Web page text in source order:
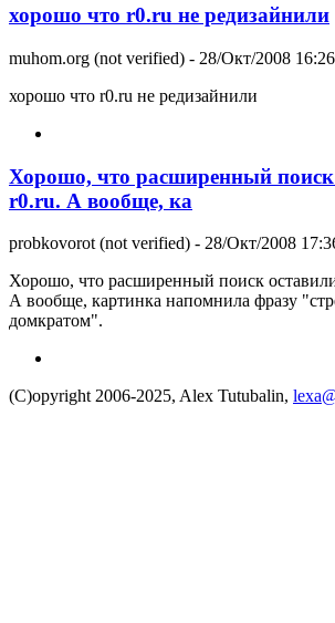
хорошо что r0.ru не редизайнили
muhom.org (not verified) - 28/Окт/2008 16:26
хорошо что r0.ru не редизайнили
Хорошо, что расширенный поиск
r0.ru. А вообще, ка
probkovorot (not verified) - 28/Окт/2008
Хорошо, что расширенный поиск
А вообще, картинка напомнила фразу
домкратом".
(C)opyright 2006-2025, Alex Tutubalin,